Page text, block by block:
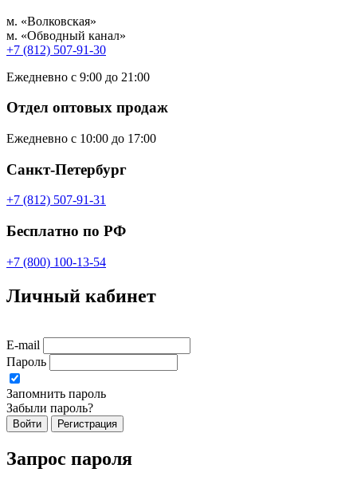
м. «Волковская»
м. «Обводный канал»
+7 (812) 507-91-30
Ежедневно с 9:00 до 21:00
Отдел оптовых продаж
Ежедневно с 10:00 до 17:00
Санкт-Петербург
+7 (812) 507-91-31
Бесплатно по РФ
+7 (800) 100-13-54
Личный кабинет
E-mail
Пароль
Запомнить пароль
Забыли пароль?
Войти Регистрация
Запрос пароля